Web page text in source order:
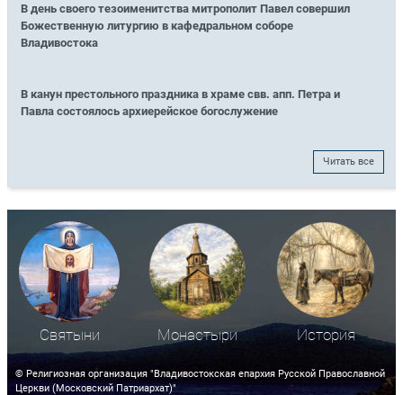
В день своего тезоименитства митрополит Павел совершил
Божественную литургию в кафедральном соборе
Владивостока
В канун престольного праздника в храме свв. апп. Петра и
Павла состоялось архиерейское богослужение
Читать все
Святыни Монастыри История
© Религиозная организация "Владивостокская епархия Русской Православной
Церкви (Московский Патриархат)"